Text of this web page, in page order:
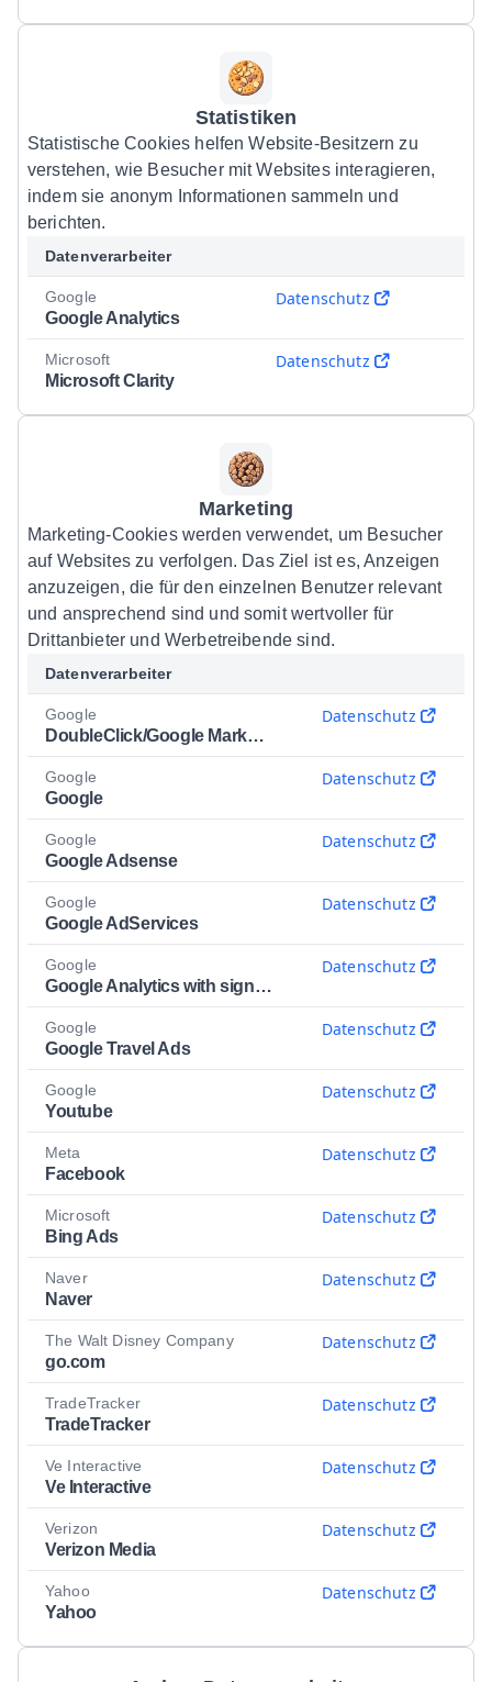
Statistiken
Statistische Cookies helfen Website-Besitzern zu
verstehen, wie Besucher mit Websites interagieren,
indem sie anonym Informationen sammeln und
berichten.
Datenverarbeiter
Google
Google Analytics
Datenschutz
Microsoft
Microsoft Clarity
Datenschutz
Marketing
Marketing-Cookies werden verwendet, um Besucher
auf Websites zu verfolgen. Das Ziel ist es, Anzeigen
anzuzeigen, die für den einzelnen Benutzer relevant
und ansprechend sind und somit wertvoller für
Drittanbieter und Werbetreibende sind.
Datenverarbeiter
Google
DoubleClick/Google Marketing
Datenschutz
Google
Google
Datenschutz
Google
Google Adsense
Datenschutz
Google
Google AdServices
Datenschutz
Google
Google Analytics with signals
Datenschutz
Google
Google Travel Ads
Datenschutz
Google
Youtube
Datenschutz
Meta
Facebook
Datenschutz
Microsoft
Bing Ads
Datenschutz
Naver
Naver
Datenschutz
The Walt Disney Company
go.com
Datenschutz
TradeTracker
TradeTracker
Datenschutz
Ve Interactive
Ve Interactive
Datenschutz
Verizon
Verizon Media
Datenschutz
Yahoo
Yahoo
Datenschutz